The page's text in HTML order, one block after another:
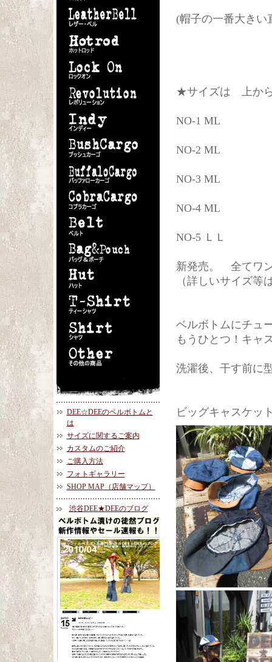
DEE☆DEEのベルボトムと
は
サイズに関するご案内
カスタムのご紹介
ご購入方法
フォトギャラリー
SHOP MAP（店舗マップ）
渋谷DEE★DEEのブログ
(帽子の一番大きい
★サイズは 上か
NO-1 ML
NO-2 ML
NO-3 ML
NO-4 ML
NO-5 ＬＬ
新発売。 全てワ
（詳しいサイズ等
ベルボトムにチュ
もうひとつ！キャ
洗濯後、干す前に
ビッグキャスケッ